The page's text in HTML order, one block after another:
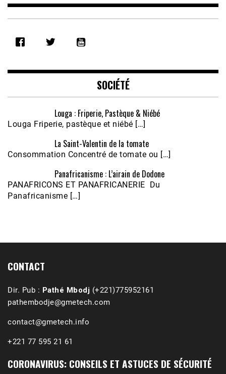
RSS FEED
EMBED
Feb 16, 2021 • 28:08
Écoutez le parcours de Claudiane Kapia
Nobana (Podologue)
Feb 24, 2021 • 28mn
1988-1989 :  La polémique de Guidimakha
SOCIÉTÉ
Louga : Friperie, Pastèque & Niébé
Louga Friperie, pastèque et niébé […]
La Saint-Valentin de la tomate
Consommation Concentré de tomate ou […]
Panafricanisme : L’airain de Dodone
PANAFRICONS ET PANAFRICANERIE Du
Panafricanisme […]
CONTACT
Dir. Pub : Pathé Mbodj (+221)775952161
pathembodje@gmetech.com
contact@gmetech.info
+221 77 595 21 61
CORONAVIRUS: CONSEILS ET ASTUCES DE SÉCURITÉ